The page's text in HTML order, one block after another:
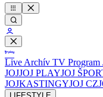
Live Archív TV Program
JOJJOJ PLAYJOJ
JOJKASTINGYJOJ CZ